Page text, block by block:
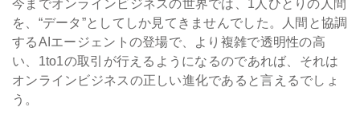
今までオンラインビジネスの世界では、1人ひとりの人間
を、“データ”としてしか見てきませんでした。人間と協調
するAIエージェントの登場で、より複雑で透明性の高
い、1to1の取引が行えるようになるのであれば、それは
オンラインビジネスの正しい進化であると言えるでしょ
う。